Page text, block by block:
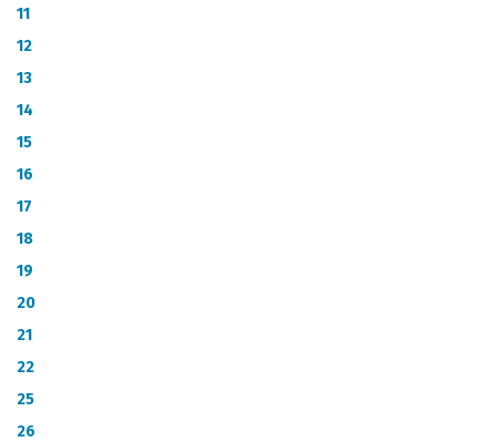
11
12
13
14
15
16
17
18
19
20
21
22
25
26